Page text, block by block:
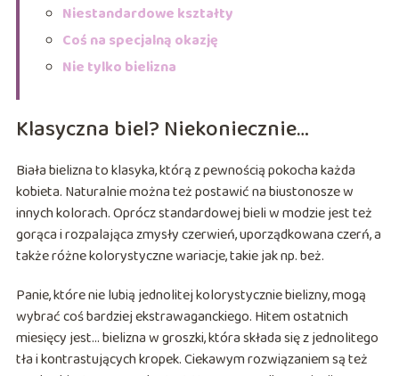
Niestandardowe kształty
Coś na specjalną okazję
Nie tylko bielizna
Klasyczna biel? Niekoniecznie…
Biała bielizna to klasyka, którą z pewnością pokocha każda
kobieta. Naturalnie można też postawić na biustonosze w
innych kolorach. Oprócz standardowej bieli w modzie jest też
gorąca i rozpalająca zmysły czerwień, uporządkowana czerń, a
także różne kolorystyczne wariacje, takie jak np. beż.
Panie, które nie lubią jednolitej kolorystycznie bielizny, mogą
wybrać coś bardziej ekstrawaganckiego. Hitem ostatnich
miesięcy jest… bielizna w groszki, która składa się z jednolitego
tła i kontrastujących kropek. Ciekawym rozwiązaniem są też